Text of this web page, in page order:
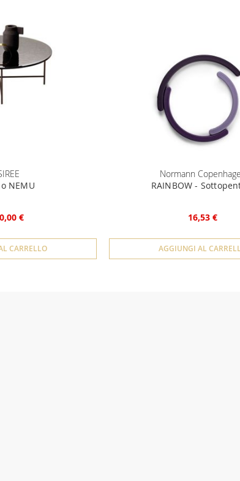
NEMU
€
CARRELLO
Normann
RAINBOW -
16,53 €
AGGIUNGI AL